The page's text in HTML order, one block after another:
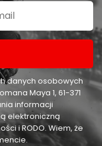
danych osobowych
Maya 1, 61-371
informacji
elektroniczną
i RODO. Wiem, że